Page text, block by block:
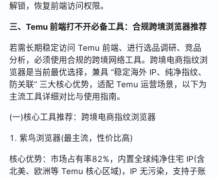
解锁，恢复前端访问权限。
三、Temu 前端打不开必备工具：合规跨境浏览器推荐
若需长期稳定访问 Temu 前端、进行选品调研、竞品
分析，必须使用合规的跨境网络工具。跨境电商指纹浏
览器是当前最优选择，兼具 “稳定海外 IP、纯净指纹、
防关联” 三大核心优势，适配 Temu 运营场景，以下为
主流工具详细对比与使用指南。
(一)核心工具推荐：跨境电商指纹浏览器
1. 紫鸟浏览器(最主流，性价比高)
核心优势：市场占有率82%，内置全球纯净住宅 IP(含
北美、欧洲等 Temu 核心区域)，IP 无污染，支持子账